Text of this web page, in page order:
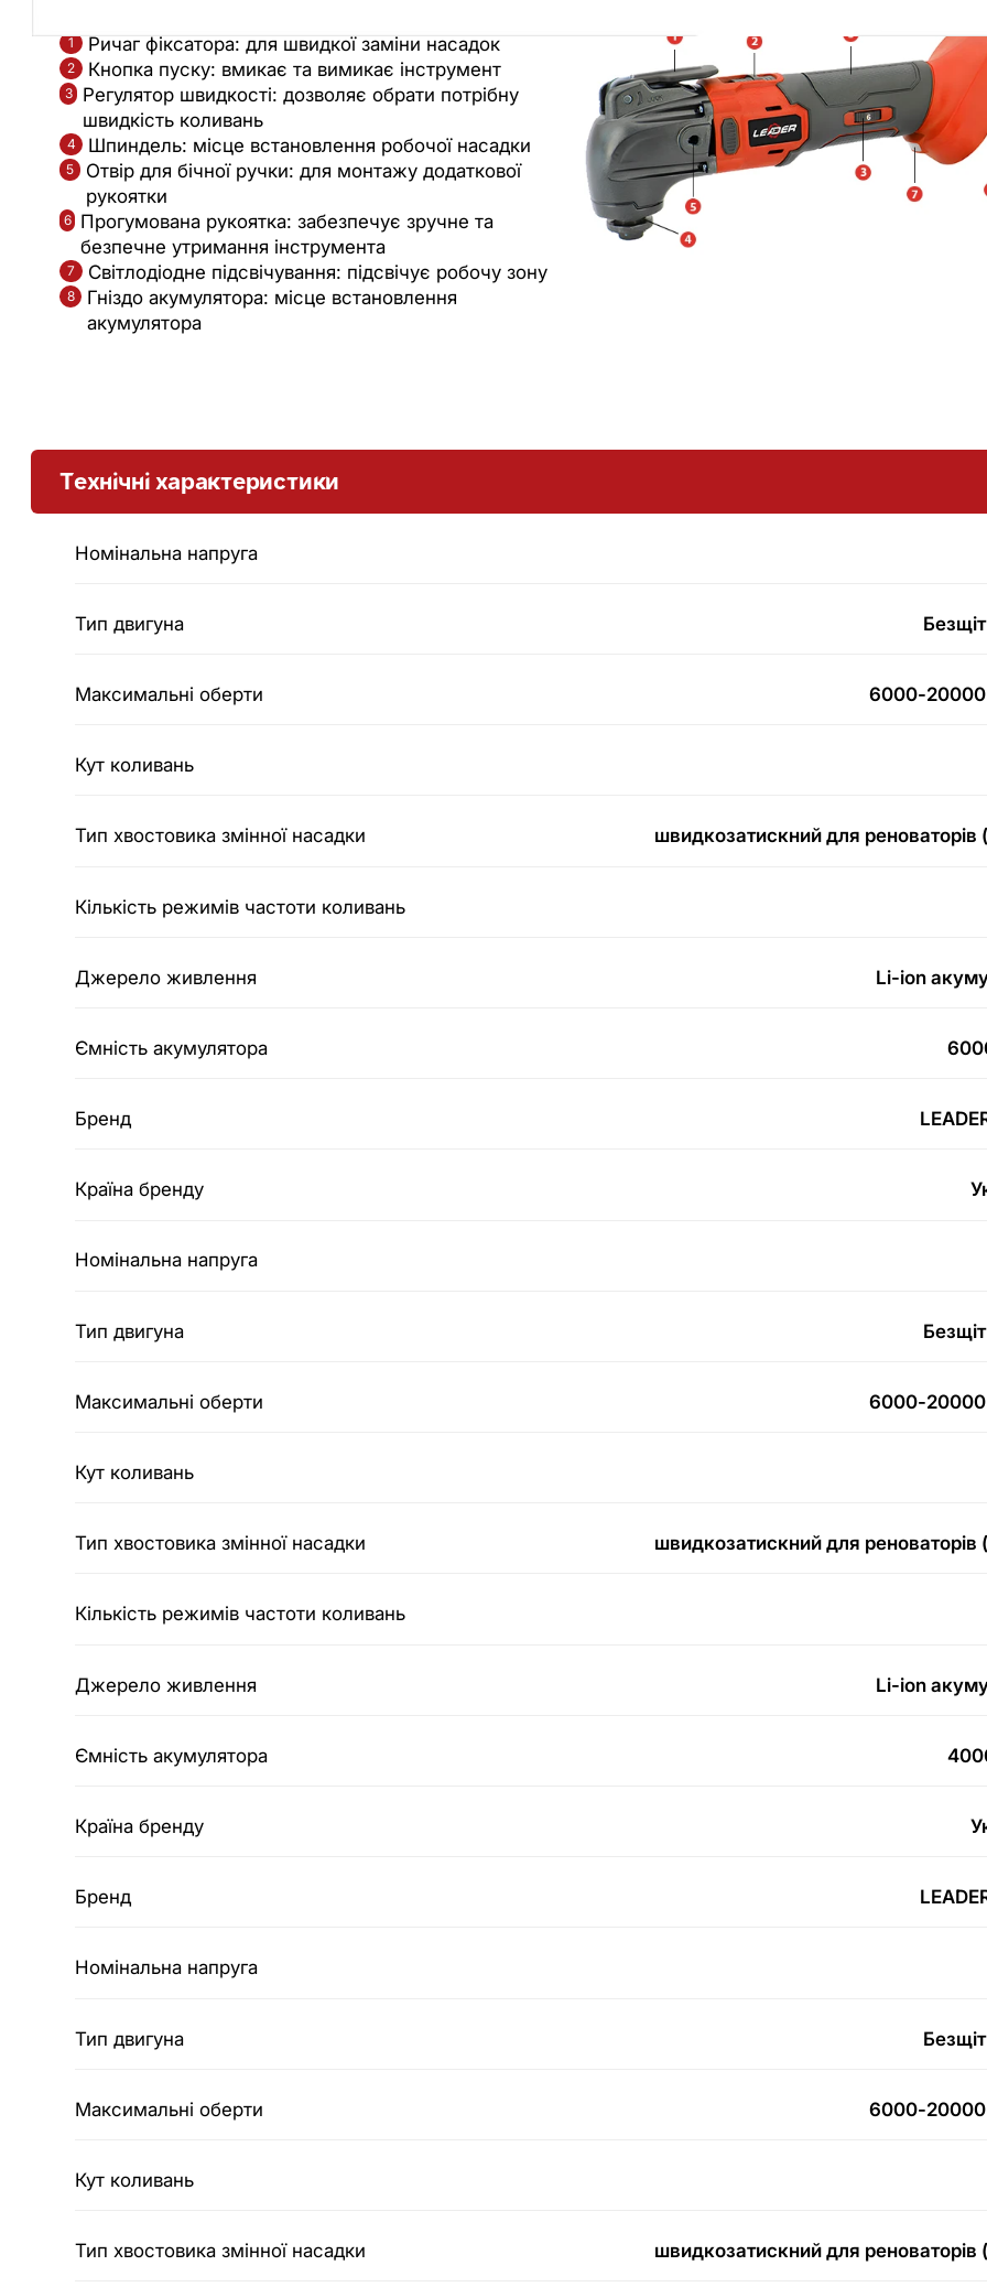
1 Ричаг фіксатора: для швидкої заміни насадок
2 Кнопка пуску: вмикає та вимикає інструмент
3
Регулятор швидкості: дозволяє обрати потрібну
швидкість коливань
4 Шпиндель: місце встановлення робочої насадки
5
Отвір для бічної ручки: для монтажу додаткової
рукоятки
6
Прогумована рукоятка: забезпечує зручне та
безпечне утримання інструмента
7 Світлодіодне підсвічування: підсвічує робочу зону
8
Гніздо акумулятора: місце встановлення
акумулятора
Технічні характеристики
Номінальна напруга
Тип двигуна
Максимальні оберти 6000-20000
Кут коливань
Тип хвостовика змінної насадки швидкозатискний для реноваторів
Кількість режимів частоти коливань
Джерело живлення Li-ion
Ємність акумулятора
Бренд
Країна бренду
Номінальна напруга
Тип двигуна
Максимальні оберти 6000-20000
Кут коливань
Тип хвостовика змінної насадки швидкозатискний для реноваторів
Кількість режимів частоти коливань
Джерело живлення Li-ion
Ємність акумулятора
Країна бренду
Бренд
Номінальна напруга
Тип двигуна
Максимальні оберти 6000-20000
Кут коливань
Тип хвостовика змінної насадки швидкозатискний для реноваторів